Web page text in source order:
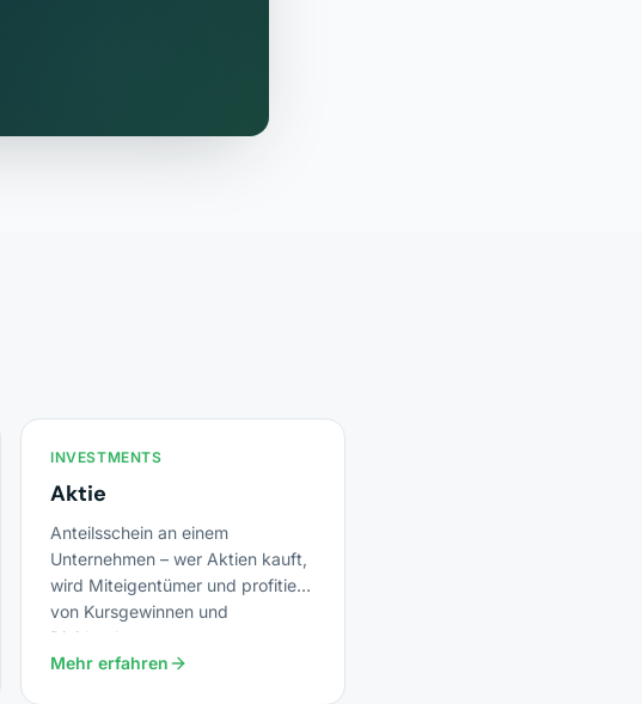
INVESTMENTS
Aktie
Anteilsschein an einem
Unternehmen – wer Aktien kauft,
wird Miteigentümer und profitiert
von Kursgewinnen und
Dividenden.
Mehr erfahren